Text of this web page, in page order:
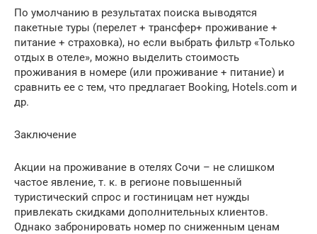
По умолчанию в результатах поиска выводятся
пакетные туры (перелет + трансфер+ проживание +
питание + страховка), но если выбрать фильтр «Только
отдых в отеле», можно выделить стоимость
проживания в номере (или проживание + питание) и
сравнить ее с тем, что предлагает Booking, Hotels.com и
др.
Заключение
Акции на проживание в отелях Сочи – не слишком
частое явление, т. к. в регионе повышенный
туристический спрос и гостиницам нет нужды
привлекать скидками дополнительных клиентов.
Однако забронировать номер по сниженным ценам